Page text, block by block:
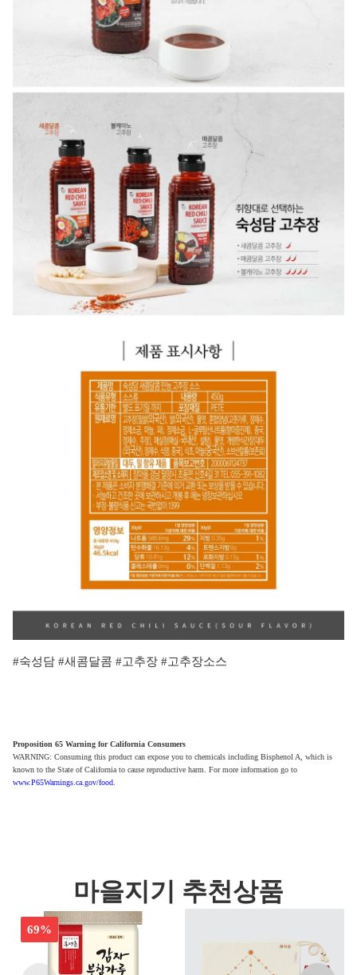
#숙성담 #새콤달콤 #고추장 #고추장소스
Proposition 65 Warning for California Consumers
WARNING: Consuming this product can expose you to chemicals including Bisphenol A, which is
known to the State of California to cause reproductive harm. For more information go to
www.P65Warnings.ca.gov/food.
마을지기 추천상품
69%